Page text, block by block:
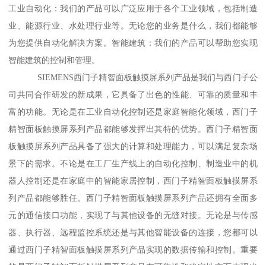
工业自动化：我们的产品可以广泛应用于各个工业领域，包括制造
业、能源行业、水处理行业等。无论您的业务是什么，我们都能够
为您提供自动化解决方案。智能建筑：我们的产品可以帮助您实现
智能建筑的控制和管理。
SIEMENS西门子精智面板触摸屏系列产品是我们与西门子公
司共同合作研发的新成果，它具备了出色的性能、可靠的质量和丰
富的功能。无论是在工业自动化控制还是家庭智能化领域，西门子
精智面板触摸屏系列产品都能够发挥出其特的优势。西门子精智面
板触摸屏系列产品具备了强大的计算和处理能力，可以满足复杂场
景下的需求。不论是在工厂生产线上的自动化控制、制造业中的机
器人控制还是在家庭中的智能家居控制，西门子精智面板触摸屏系
列产品都能够胜任。西门子精智面板触摸屏系列产品还拥有全面多
元的通信接口功能，实现了与其他设备的无缝对接。无论是与传感
器、执行器、远程监控系统还是与其他智能设备的连接，您都可以
通过西门子精智面板触摸屏系列产品实现的数据传输和控制。重要